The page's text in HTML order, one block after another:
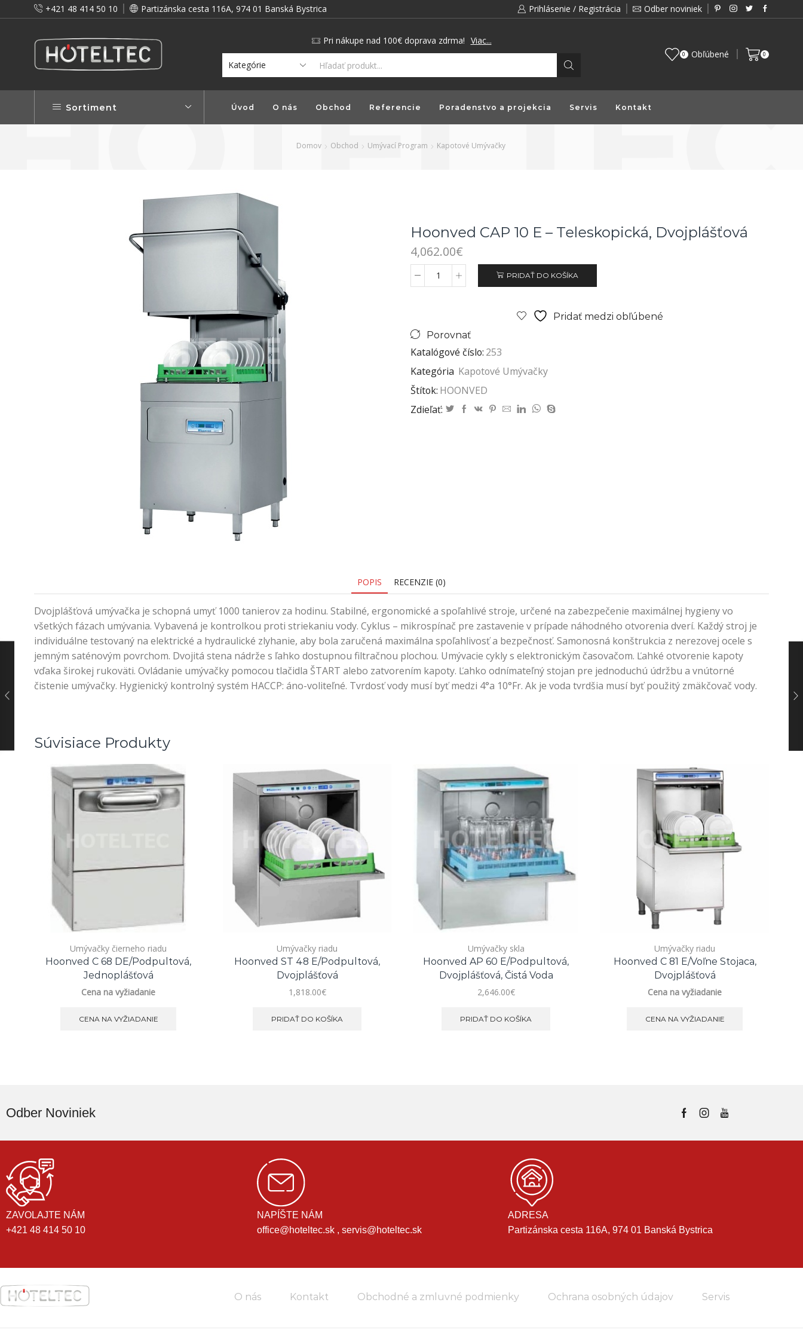
+421 48 414 50 10 Partizánska cesta 116A, 974 01 Banská Bystrica Prihlásenie / Registrácia Odber noviniek
a preto vám prinášame vernostné zľavy! Pri nákupe nad 100€ doprava zdrma! Viac...
0 Obľúbené 0
Sortiment Úvod O nás Obchod Referencie Poradenstvo a projekcia Servis Kontakt
Domov Obchod Umývací Program Kapotové Umývačky
Hoonved CAP 10 E – Teleskopická, Dvojplášťová
4,062.00€
PRIDAŤ DO KOŠÍKA
Pridať medzi obľúbené
Porovnať
Katalógové číslo: 253
Kategória Kapotové Umývačky
Štítok: HOONVED
Zdieľať:
POPIS RECENZIE (0)
Dvojplášťová umývačka je schopná umyť 1000 tanierov za hodinu. Stabilné, ergonomické a spoľahlivé stroje, určené na zabezpečenie maximálnej hygieny vo
všetkých fázach umývania. Vybavená je kontrolkou proti striekaniu vody. Cyklus – mikrospínač pre zastavenie v prípade náhodného otvorenia dverí. Každý stroj je
individuálne testovaný na elektrické a hydraulické zlyhanie, aby bola zaručená maximálna spoľahlivosť a bezpečnosť. Samonosná konštrukcia z nerezovej ocele s
jemným saténovým povrchom. Dvojitá stena nádrže s ľahko dostupnou filtračnou plochou. Umývacie cykly s elektronickým časovačom. Ľahké otvorenie kapoty
vďaka širokej rukoväti. Ovládanie umývačky pomocou tlačidla ŠTART alebo zatvorením kapoty. Ľahko odnímateľný stojan pre jednoduchú údržbu a vnútorné
čistenie umývačky. Hygienický kontrolný systém HACCP: áno-voliteľné. Tvrdosť vody musí byť medzi 4°a 10°Fr. Ak je voda tvrdšia musí byť použitý zmäkčovač vody.
Súvisiace Produkty
Umývačky čierneho riadu
Hoonved C 68 DE/podpultová,
Jednoplášťová
Cena na vyžiadanie
CENA NA VYŽIADANIE
Umývačky riadu
Hoonved ST 48 E/podpultová,
Dvojplášťová
1,818.00€
PRIDAŤ DO KOŠÍKA
Umývačky skla
Hoonved AP 60 E/podpultová,
Dvojplášťová, Čistá Voda
2,646.00€
PRIDAŤ DO KOŠÍKA
Umývačky riadu
Hoonved C 81 E/voľne Stojaca,
Dvojplášťová
Cena na vyžiadanie
CENA NA VYŽIADANIE
Odber Noviniek
ZAVOLAJTE NÁM
+421 48 414 50 10
NAPÍŠTE NÁM
office@hoteltec.sk , servis@hoteltec.sk
ADRESA
Partizánska cesta 116A, 974 01 Banská Bystrica
O nás Kontakt Obchodné a zmluvné podmienky Ochrana osobných údajov Servis